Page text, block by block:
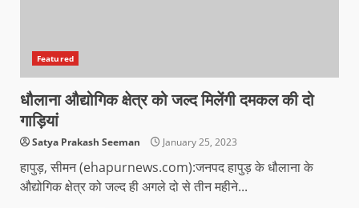
Featured
धौलाना औद्योगिक क्षेत्र को जल्द मिलेंगी दमकल की दो
गाड़ियां
Satya Prakash Seeman January 25, 2023
हापुड़, सीमन (ehapurnews.com):जनपद हापुड़ के धौलाना के
औद्योगिक क्षेत्र को जल्द ही अगले दो से तीन महीने...